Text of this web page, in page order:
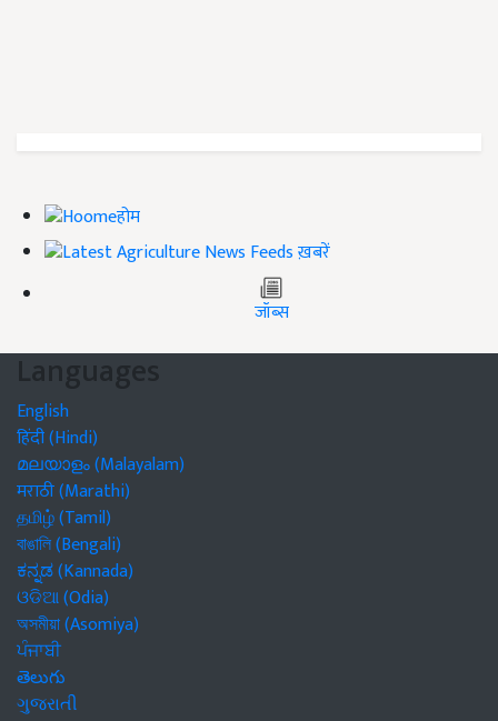
होम
ख़बरें
जॉब्स
Languages
English
हिंदी (Hindi)
മലയാളം (Malayalam)
मराठी (Marathi)
தமிழ் (Tamil)
বাঙালি (Bengali)
ಕನ್ನಡ (Kannada)
ଓଡିଆ (Odia)
অসমীয়া (Asomiya)
ਪੰਜਾਬੀ
తెలుగు
ગુજરાતી